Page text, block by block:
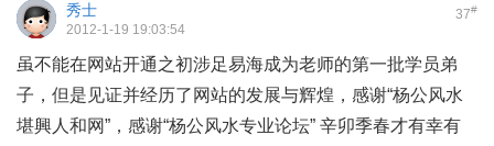
37#
秀士
2012-1-19 19:03:54
虽不能在网站开通之初涉足易海成为老师的第一批学员弟
子，但是见证并经历了网站的发展与辉煌，感谢“杨公风水
堪興人和网”，感谢“杨公风水专业论坛” 辛卯季春才有幸有